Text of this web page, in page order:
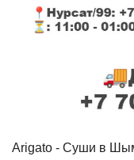
Arigato - Cуши в